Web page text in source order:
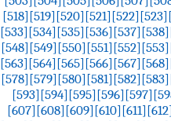
[518][519][520][521][522][523]
[533][534][535][536][537][538]
[548][549][550][551][552][553]
[563][564][565][566][567][568]
[578][579][580][581][582][583]
[593][594][595][596][597]
[607][608][609][610][611]